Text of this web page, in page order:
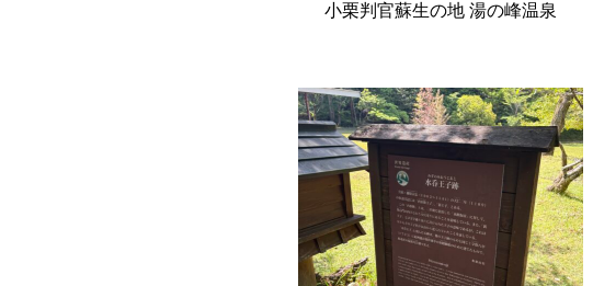
小栗判官蘇生の地 湯の峰温泉